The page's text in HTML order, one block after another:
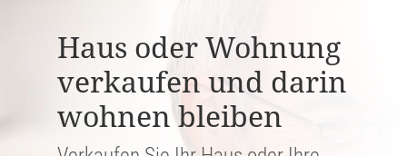
Haus oder Wohnung
verkaufen und darin
wohnen bleiben